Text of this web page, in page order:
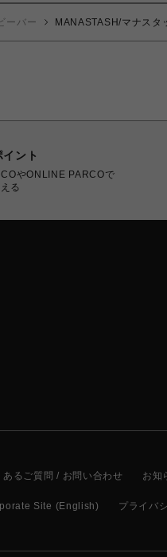
ーバー MANASTASH/マナスタ
ント
やONLINE PARCOで
る
あるご質問 / お問い合わせ お知
Site (English) プライバ